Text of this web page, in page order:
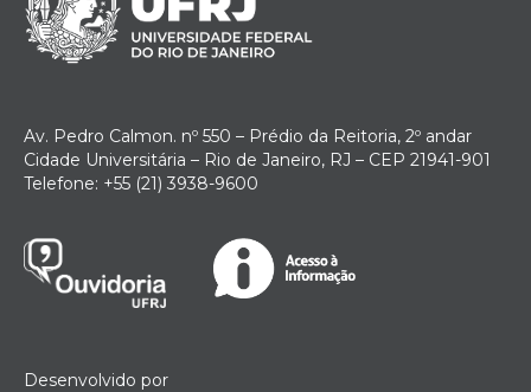
Av. Pedro Calmon. nº 550 – Prédio da Reitoria, 2º andar
Cidade Universitária – Rio de Janeiro, RJ – CEP 21941-901
Telefone: +55 (21) 3938-9600
Desenvolvido por